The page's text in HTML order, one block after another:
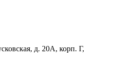
д. 20А, корп. Г,